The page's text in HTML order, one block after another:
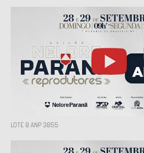
LOTE 8 ANP 3855